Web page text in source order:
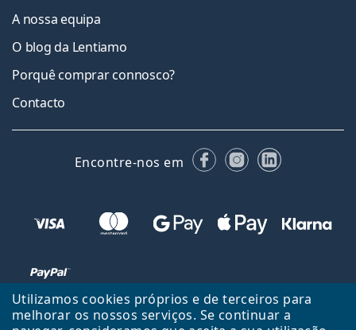
Utilizamos cookies próprios e de terceiros para
melhorar os nossos serviços. Se continuar a
A nossa equipa
O blog da Lentiamo
Porquê comprar connosco?
Contacto
Encontre-nos em FacebookInstagram
LinkedIn